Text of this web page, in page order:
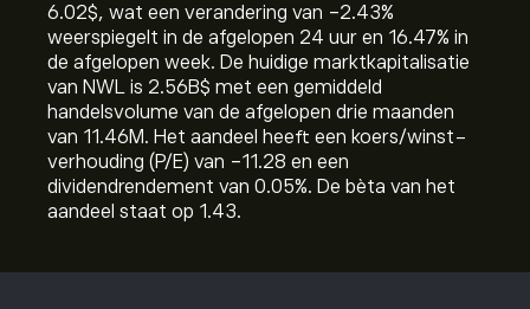
6.02‎$‎, wat een verandering van ‎-2.43‎%
weerspiegelt in de afgelopen 24 uur en ‎16.47‎% in
de afgelopen week. De huidige marktkapitalisatie
van NWL is 2.56B‎$‎ met een gemiddeld
handelsvolume van de afgelopen drie maanden
van 11.46M. Het aandeel heeft een koers/winst-
verhouding (P/E) van -11.28 en een
dividendrendement van 0.05%. De bèta van het
aandeel staat op 1.43.